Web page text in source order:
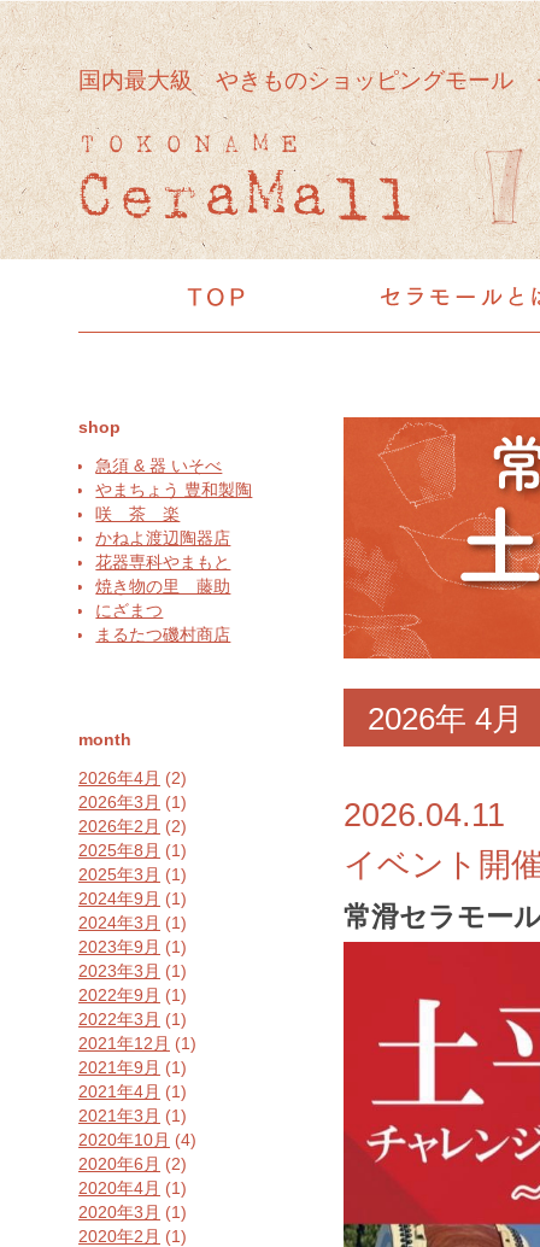
国内最大級 やきものショッピングモール
shop
急須 & 器 いそべ
やまちょう 豊和製陶
咲 茶 楽
かねよ渡辺陶器店
花器専科やまもと
焼き物の里 藤助
にざまつ
まるたつ磯村商店
month
2026年4月 (2)
2026年3月 (1)
2026年2月 (2)
2025年8月 (1)
2025年3月 (1)
2024年9月 (1)
2024年3月 (1)
2023年9月 (1)
2023年3月 (1)
2022年9月 (1)
2022年3月 (1)
2021年12月 (1)
2021年9月 (1)
2021年4月 (1)
2021年3月 (1)
2020年10月 (4)
2020年6月 (2)
2020年4月 (1)
2020年3月 (1)
2020年2月 (1)
2026年 4月
2026.04.11
イベント開
常滑セラモー